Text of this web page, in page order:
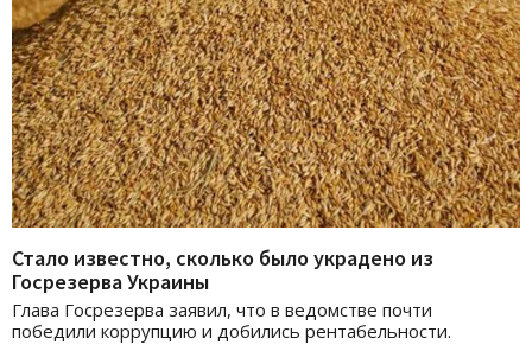
Стало известно, сколько было украдено из
Госрезерва Украины
Глава Госрезерва заявил, что в ведомстве почти
победили коррупцию и добились рентабельности.